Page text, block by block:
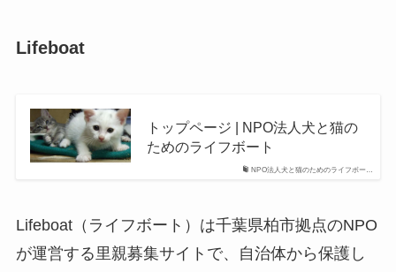
Lifeboat
NPO法人犬と猫のためのライフボー…
トップページ | NPO法人犬と猫の
ためのライフボート
Lifeboat（ライフボート）は千葉県柏市拠点のNPO
が運営する里親募集サイトで、自治体から保護し